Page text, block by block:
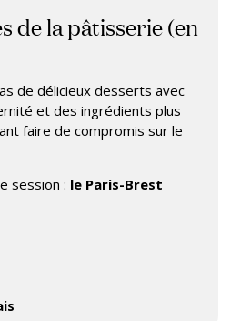
de la pâtisserie (en
de délicieux desserts avec
et des ingrédients plus
faire de compromis sur le
session : le Paris-Brest